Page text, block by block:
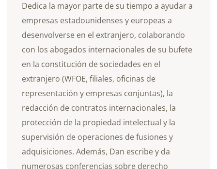
Dedica la mayor parte de su tiempo a ayudar a
empresas estadounidenses y europeas a
desenvolverse en el extranjero, colaborando
con los abogados internacionales de su bufete
en la constitución de sociedades en el
extranjero (WFOE, filiales, oficinas de
representación y empresas conjuntas), la
redacción de contratos internacionales, la
protección de la propiedad intelectual y la
supervisión de operaciones de fusiones y
adquisiciones. Además, Dan escribe y da
numerosas conferencias sobre derecho